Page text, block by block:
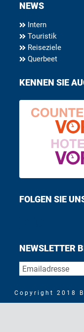
NEWS
Intern
Touristik
Reiseziele
Querbeet
KENNEN SIE
FOLGEN SIE
NEWSLETTER
Copyright 2018 B